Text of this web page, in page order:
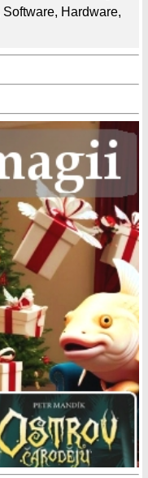
Software, Hardware,